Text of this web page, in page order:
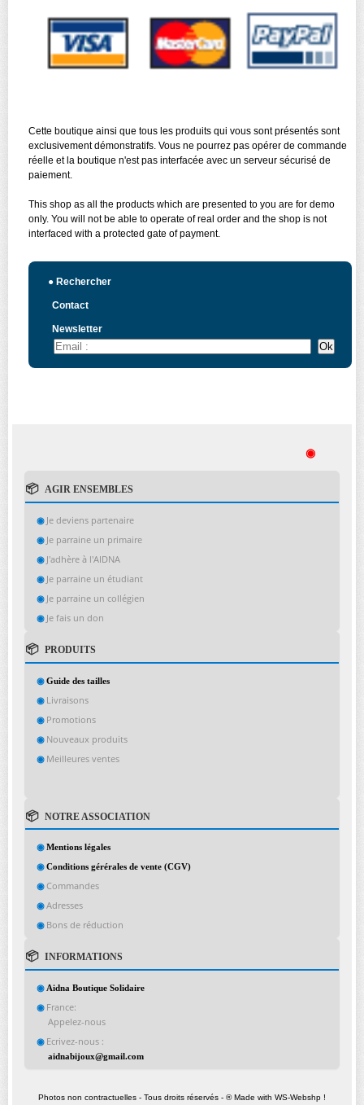
Cette boutique ainsi que tous les produits qui vous sont présentés sont
exclusivement démonstratifs. Vous ne pourrez pas opérer de commande
réelle et la boutique n'est pas interfacée avec un serveur sécurisé de
paiement.
This shop as all the products which are presented to you are for demo
only. You will not be able to operate of real order and the shop is not
interfaced with a protected gate of payment.
● Rechercher
Contact
Newsletter
◉
AGIR ENSEMBLES
Je deviens partenaire
Je parraine un primaire
J'adhère à l'AIDNA
Je parraine un étudiant
Je parraine un collégien
Je fais un don
PRODUITS
Guide des tailles
Livraisons
Promotions
Nouveaux produits
Meilleures ventes
NOTRE ASSOCIATION
Mentions légales
Conditions gérérales de vente (CGV)
Commandes
Adresses
Bons de réduction
INFORMATIONS
Aidna Boutique Solidaire
France:
Appelez-nous
Ecrivez-nous :
aidnabijoux@gmail.com
Photos non contractuelles - Tous droits réservés - ® Made with WS-Webshp !